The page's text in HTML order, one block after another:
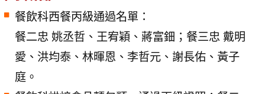
餐飲科西餐丙級通過名單：
餐二忠 姚丞哲、王宥穎、蔣富鈿；餐三忠 戴明
愛、洪均泰、林暉恩、李哲元、謝長佑、黃子
庭。